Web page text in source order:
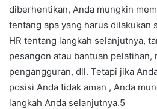
diberhentikan, Anda mungkin
tentang apa yang harus
HR tentang langkah selanjutnya,
pesangon atau bantuan pelatihan,
pengangguran, dll. Tetapi jika
posisi Anda tidak aman , Anda
langkah Anda selanjutnya.5